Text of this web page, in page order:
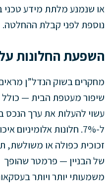
או שנמנע מלתת מידע טכני
נוספת לפני קבלת ההחלטה.
השפעת החלונות
מחקרים בשוק הנדל”ן
שיפור מעטפת הבית — כולל
עשוי להעלות את ערך הנכס בין
ל-7%. חלונות אלומיניום איכותיים, בשילוב עם
זכוכית כפולה או משולשת,
של הבניין — פרמטר שהופך
משמעותי יותר ויותר